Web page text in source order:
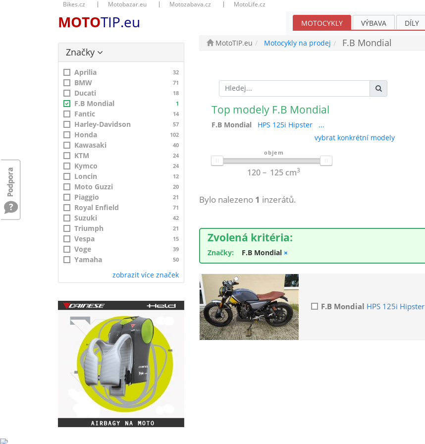
Bikes.cz Motobazar.eu Motozabava.cz MotoLife.cz
MOTOTIP.eu MOTOCYKLY VÝBAVA DÍLY
Značky
Aprilia 32
BMW 71
Ducati 18
F.B Mondial 1
Fantic 14
Harley-Davidson 57
Honda 102
Kawasaki 40
KTM 24
Kymco 24
Loncin 12
Moto Guzzi 20
Piaggio 21
Royal Enfield 71
Suzuki 42
Triumph 21
Vespa 15
Voge 39
Yamaha 50
zobrazit více značek
MotoTIP.eu Motocykly na prodej F.B Mondial
Top modely F.B Mondial
F.B Mondial HPS 125i Hipster
...
vybrat konkrétní modely
objem
120 125 cm3
Bylo nalezeno 1 inzerátů.
Zvolená kritéria:
Značky: F.B Mondial ×
F.B Mondial HPS 125i Hipster